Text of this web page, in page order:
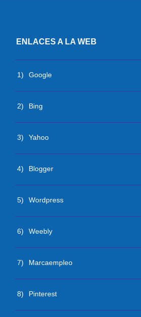
ENLACES A LA WEB
1) Google
2) Bing
3) Yahoo
4) Blogger
5) Wordpress
6) Weebly
7) Marcaempleo
8) Pinterest